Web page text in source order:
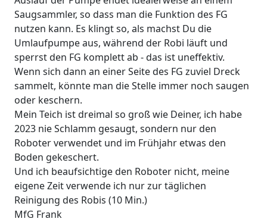
Saugsammler, so dass man die Funktion des FG
nutzen kann. Es klingt so, als machst Du die
Umlaufpumpe aus, während der Robi läuft und
sperrst den FG komplett ab - das ist uneffektiv.
Wenn sich dann an einer Seite des FG zuviel Dreck
sammelt, könnte man die Stelle immer noch saugen
oder keschern.
Mein Teich ist dreimal so groß wie Deiner, ich habe
2023 nie Schlamm gesaugt, sondern nur den
Roboter verwendet und im Frühjahr etwas den
Boden gekeschert.
Und ich beaufsichtige den Roboter nicht, meine
eigene Zeit verwende ich nur zur täglichen
Reinigung des Robis (10 Min.)
MfG Frank